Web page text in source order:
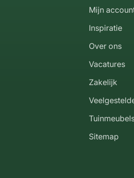
Mijn
Inspiratie
Over ons
Vacatures
Zakelijk
Sitemap